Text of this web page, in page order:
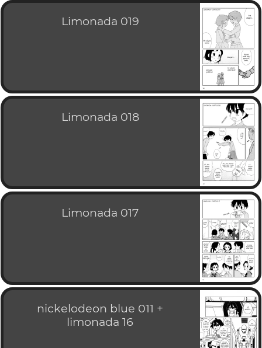
Limonada 019
Limonada 018
Limonada 017
nickelodeon blue 011 +
limonada 16